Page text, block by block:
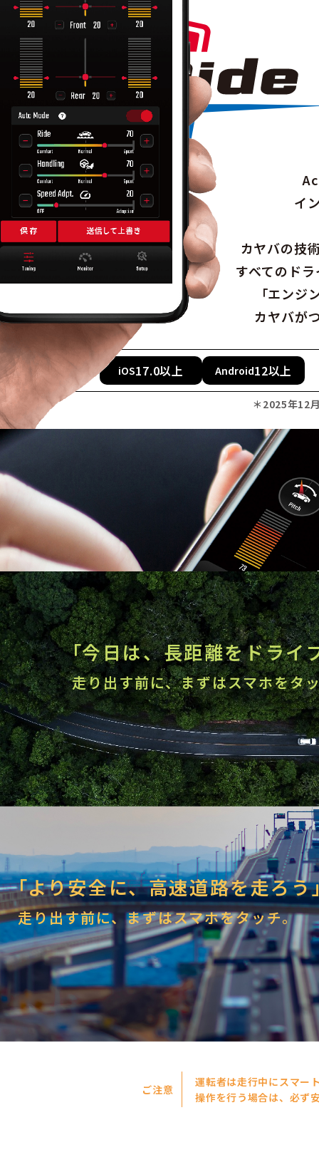
イ
カヤバの技
すべてのド
「エン
カヤバが
作業確認済み
対応OS
iOS17.0以上 Android12以上
＊2025年12
「今日は、長距離をドライ
走り出す前に、まずはスマホをタ
「より安全に、高速道路を走ろう
走り出す前に、まずはスマホをタッチ。
ご注意
運転者は走行中にスマー
操作を行う場合は、必ず